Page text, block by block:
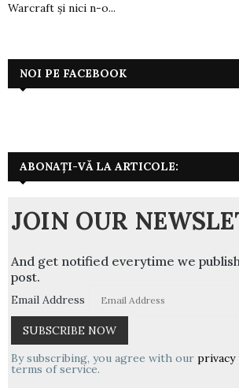
Warcraft și nici n-o...
NOI PE FACEBOOK
ABONAȚI-VĂ LA ARTICOLE:
JOIN OUR
And get notified everytime we
post.
Email Address
By subscribing, you agree with our privacy
terms of service.